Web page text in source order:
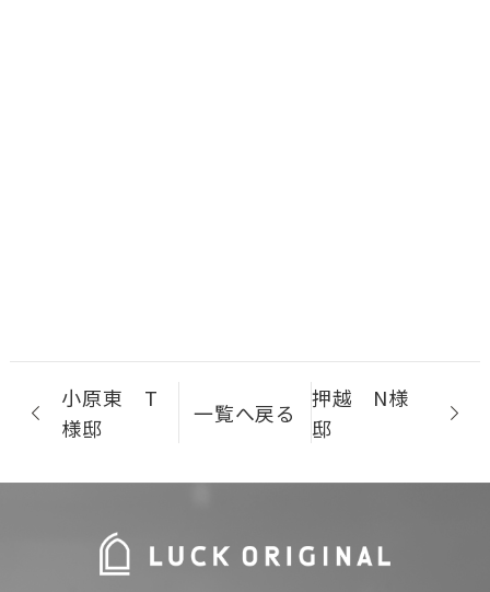
小原東 T
様邸
一覧へ戻る
押越 N様
邸